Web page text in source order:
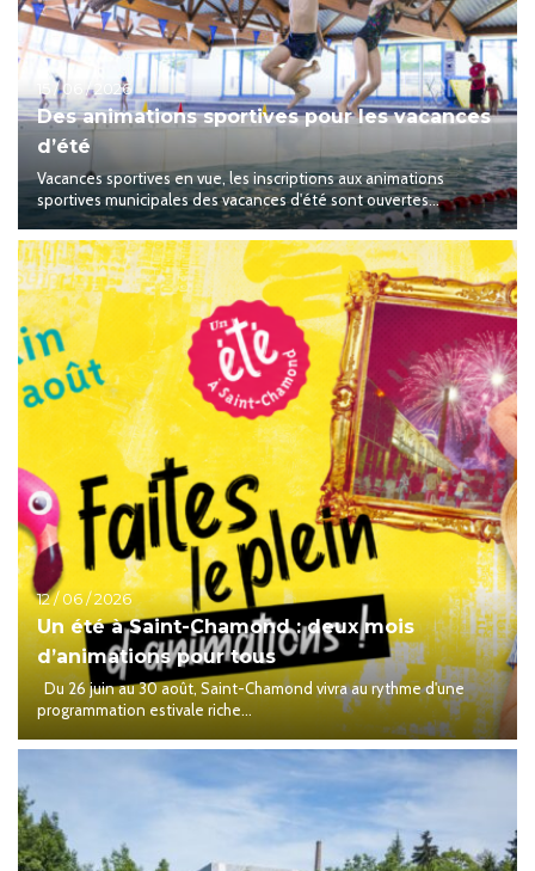
15 / 06 / 2026
Des animations sportives pour les vacances
d’été
Vacances sportives en vue, les inscriptions aux animations
sportives municipales des vacances d'été sont ouvertes...
12 / 06 / 2026
Un été à Saint-Chamond : deux mois
d’animations pour tous
Du 26 juin au 30 août, Saint-Chamond vivra au rythme d'une
programmation estivale riche...